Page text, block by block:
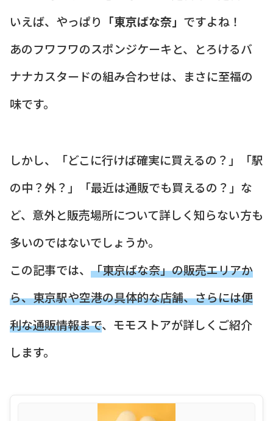
いえば、やっぱり 「東京ばな奈」 ですよね！
あのフワフワのスポンジケーキと、とろけるバ
ナナカスタードの組み合わせは、まさに至福の
味です。
しかし、「どこに行けば確実に買えるの？」「駅
の中？外？」「最近は通販でも買えるの？」な
ど、意外と販売場所について詳しく知らない方も
多いのではないでしょうか。
この記事では、 「東京ばな奈」の販売エリアか
ら、東京駅や空港の具体的な店舗、さらには便
利な通販情報まで、モモストアが詳しくご紹介
します。